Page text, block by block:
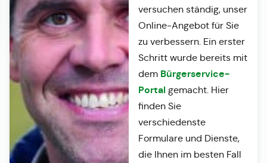
versuchen ständig, unser
Online-Angebot für Sie
zu verbessern. Ein erster
Schritt wurde bereits mit
dem Bürgerservice-
Portalgemacht. Hier
finden Sie
verschiedenste
Formulare und Dienste,
die Ihnen im besten Fall